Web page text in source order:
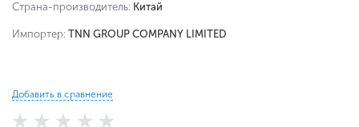
Страна-производитель: Китай
Импортер: TNN GROUP COMPANY LIMITED
Добавить в сравнение